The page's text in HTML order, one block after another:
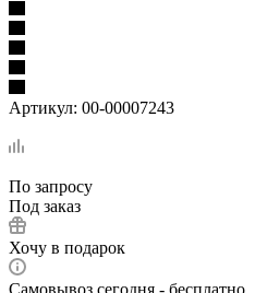
Артикул: 00-00007243
По запросу
Под заказ
Хочу в подарок
Самовывоз сегодня - бесплатно